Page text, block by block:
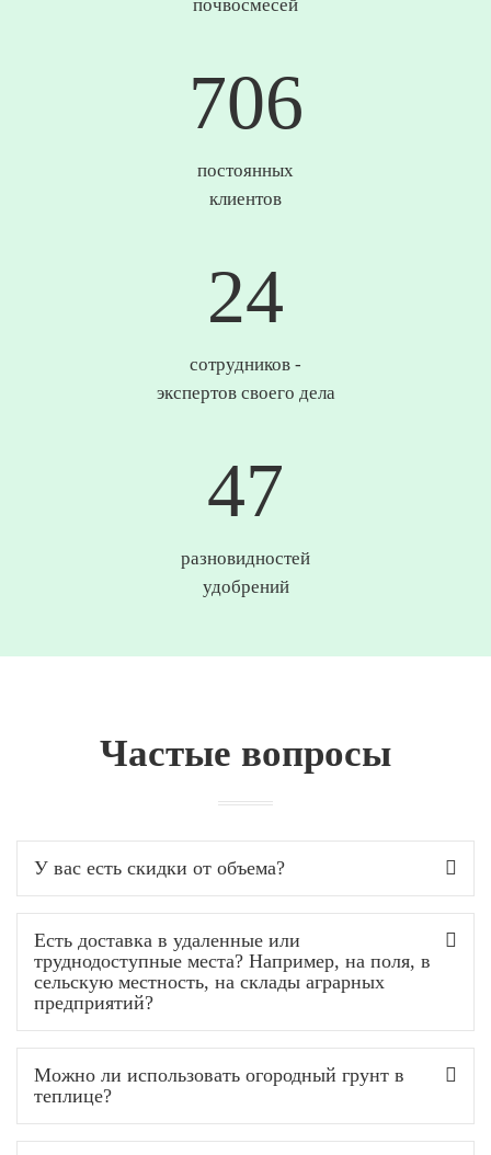
почвосмесей
736
постоянных
клиентов
25
сотрудников -
экспертов своего дела
49
разновидностей
удобрений
Частые вопросы
У вас есть скидки от объема?
Есть доставка в удаленные или
труднодоступные места? Например, на поля, в
сельскую местность, на склады аграрных
предприятий?
Можно ли использовать огородный грунт в
теплице?